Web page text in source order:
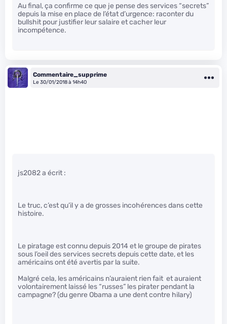
Au final, ça confirme ce que je pense des services “secrets”
depuis la mise en place de l’état d’urgence: raconter du
bullshit pour justifier leur salaire et cacher leur
incompétence.
Commentaire_supprime
Le 30/01/2018 à 14h40
js2082 a écrit :
Le truc, c’est qu’il y a de grosses incohérences dans cette
histoire.
Le piratage est connu depuis 2014 et le groupe de pirates
sous l’oeil des services secrets depuis cette date, et les
américains ont été avertis par la suite.
Malgré cela, les américains n’auraient rien fait et auraient
volontairement laissé les “russes” les pirater pendant la
campagne? (du genre Obama a une dent contre hilary)